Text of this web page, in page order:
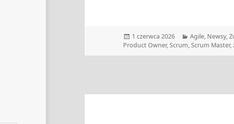
Data
publikacji
1 czerwca 2026 Kategorie
Agile, Newsy,
Product Owner,Scrum,Scrum Master,